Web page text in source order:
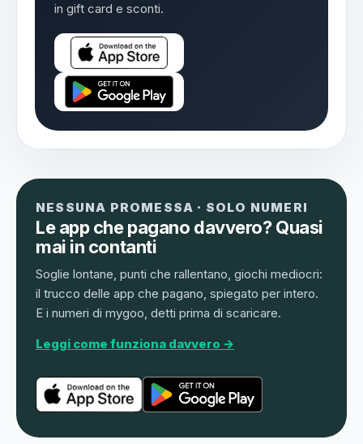
in gift card e sconti.
NESSUNA PROMESSA · SOLO NUMERI
Le app che pagano davvero? Quasi
mai in contanti
Soglie lontane, punti che rallentano, giochi mediocri:
il trucco delle app che pagano, spiegato per intero.
E i numeri di mygoo, detti prima di scaricare.
Leggi come funziona davvero →